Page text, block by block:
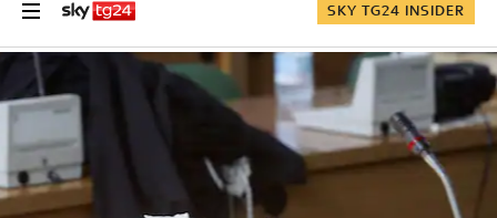
SKY TG24 INSIDER